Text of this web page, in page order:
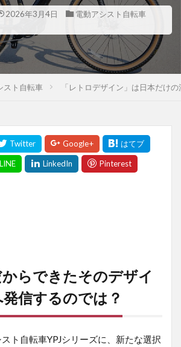
2026年3月4日
電動アシスト自転車
スト自転車 「レトロデザイン」は日本だけ
らできたそのデザイ
信するのでは？
ト自転車YPJシリーズに、新たな選択